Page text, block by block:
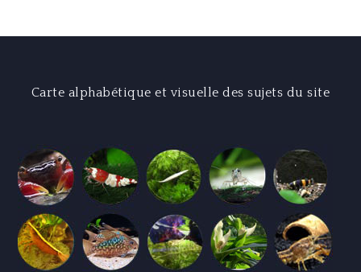
Carte alphabétique et visuelle des sujets du site